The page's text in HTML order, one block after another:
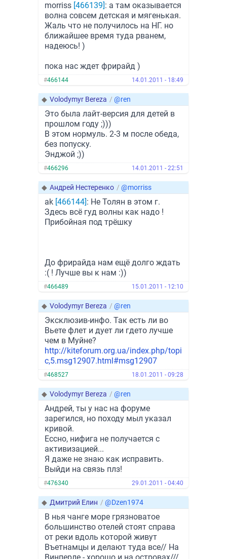
morriss [466139]: а там оказывается
волна совсем детская и мягенькая.
Жаль что не получилось на НГ. но
ближайшее время туда рванем,
надеюсь! )
пока нас ждет фрирайд )
#466144 14.01.2011 - 18:49
◆ Volodymyr Bereza / @ren
Это была лайт-версия для детей в
прошлом году ;)))
В этом нормуль. 2-3 м после обеда,
без попуску.
Энджой ;))
#466296 14.01.2011 - 22:51
◆ Андрей Нестеренко / @morriss
ak [466144]: Не Толян в этом г.
Здесь всё гуд волны как надо !
Прибойная под трёшку
До фрирайда нам ещё долго ждать
:( ! Лучше вы к нам :))
#466489 15.01.2011 - 12:10
◆ Volodymyr Bereza / @ren
Эксклюзив-инфо. Так есть ли во
Вьете флет и дует ли гдето лучше
чем в Муйне?
http://kiteforum.org.ua/index.php/topi
c,5.msg12907.html#msg12907
#468527 18.01.2011 - 09:28
◆ Volodymyr Bereza / @ren
Андрей, ты у нас на форуме
зарегился, но походу мыл указал
кривой.
Ессно, нифига не получается с
активизацией...
Я даже не знаю как исправить.
Выйди на связь плз!
#476340 29.01.2011 - 04:40
◆ Дмитрий Елин / @Dzen1974
В нья чанге море грязноватое
большинство отелей стоят справа
от реки вдоль которой живут
Въетнамцы и делают туда все// На